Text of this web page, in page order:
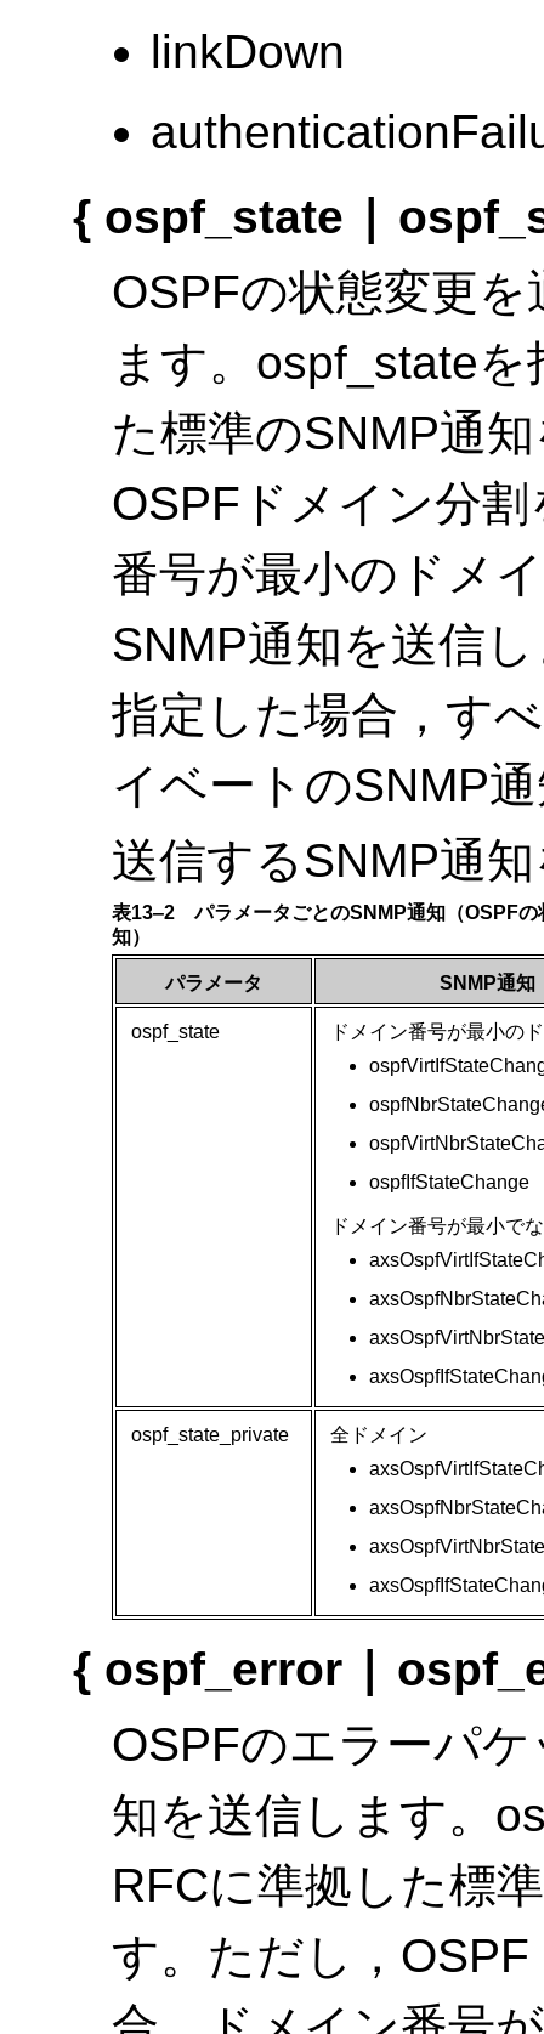
linkDown
{ ospf_state
OSPFの状態変更
ます。ospf_state
た標準のSNMP通
OSPFドメイン分
番号が最小のドメ
SNMP通知を送信
指定した場合，す
イベートのSNMP
送信するSNMP通
表13‒2 パラメータごとのSNMP通知（OSPFの
知）
パラメータ SNMP通知
ospf_state
ドメイン番号が最小の
ospfIfStateChange
ドメイン番号が最小で
ospf_state_private
全ドメイン
{ ospf_error
OSPFのエラーパ
知を送信します。
RFCに準拠した標
す。ただし，